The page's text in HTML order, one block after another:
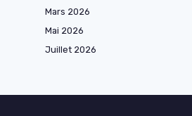
Mars 2026
Mai 2026
Juillet 2026